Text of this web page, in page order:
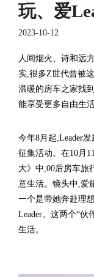
玩、爱
2023-10-12
人间烟火、诗和远
实,很多Z世代曾被
温暖的房车之家找
能享受更多自由生活
今年8月起,Leader
征集活动。在10月
大》中,00后房车旅
意生活。镜头中,爱
一个是带她奔赴理
Leader。这两个“伙
生活。